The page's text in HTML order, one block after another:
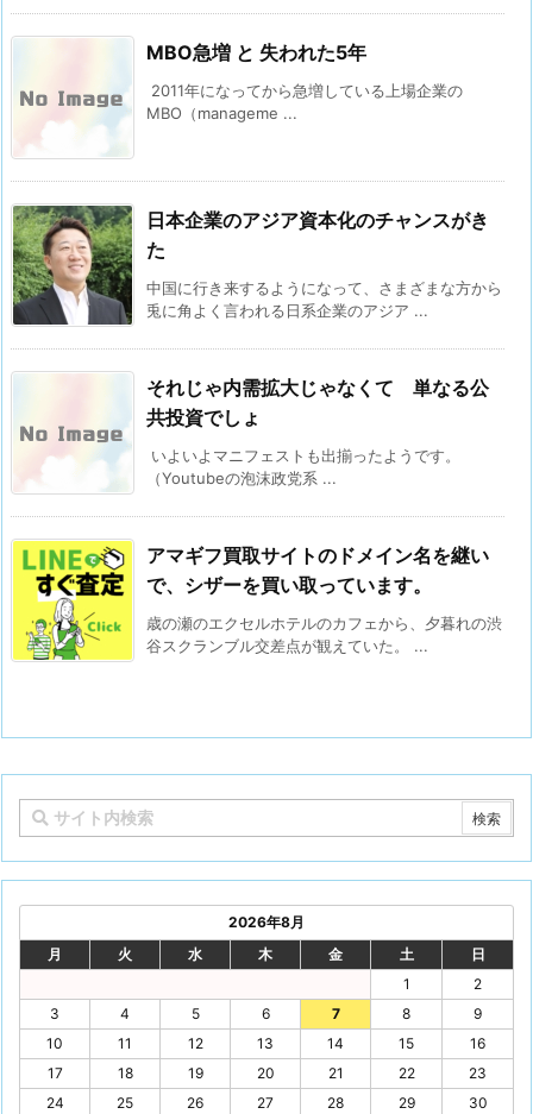
MBO急増 と 失われた5年
2011年になってから急増している上場企業の
MBO（manageme ...
日本企業のアジア資本化のチャンスがき
た
中国に行き来するようになって、さまざまな方から
兎に角よく言われる日系企業のアジア ...
それじゃ内需拡大じゃなくて 単なる公
共投資でしょ
いよいよマニフェストも出揃ったようです。
（Youtubeの泡沫政党系 ...
アマギフ買取サイトのドメイン名を継い
で、シザーを買い取っています。
歳の瀬のエクセルホテルのカフェから、夕暮れの渋
谷スクランブル交差点が観えていた。 ...
2026年8月
月
火 水 木 金 土
日
1
2
3
4 5 6 7 8
9
10
11 12 13 14 15
16
17
18 19 20 21 22
23
24
25 26 27 28 29
30